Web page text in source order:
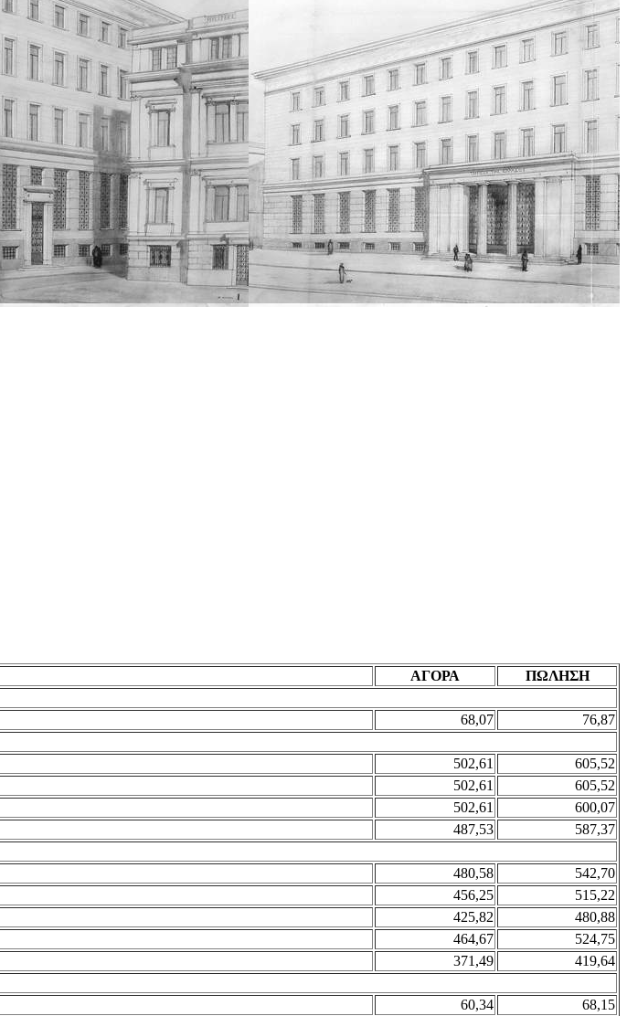
ΑΓΟΡΑ
ΠΩΛΗΣΗ
68,07
76,87
502,61
605,52
502,61
605,52
502,61
600,07
487,53
587,37
480,58
542,70
456,25
515,22
425,82
480,88
464,67
524,75
371,49
419,64
60,34 68,15